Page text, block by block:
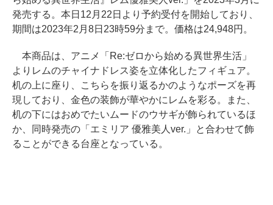
発売する。本日12月22日より予約受付を開始しており、
期間は2023年2月8日23時59分まで。価格は24,948円。
本商品は、アニメ「Re:ゼロから始める異世界生活」
よりレムのチャイナドレス姿を立体化したフィギュア。
机の上に座り、こちらを振り返るかのようなポーズを再
現しており、金色の装飾が華やかにレムを彩る。また、
机の下にはおめでたいムードのウサギが飾られているほ
か、同時発売の「エミリア 優雅美人ver.」と合わせて飾
ることができる台座となっている。